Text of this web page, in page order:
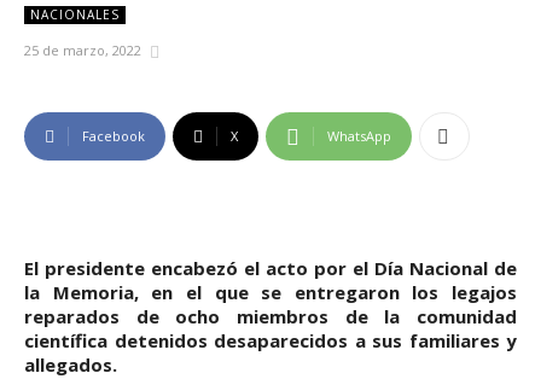
NACIONALES
25 de marzo, 2022
Facebook X WhatsApp
El presidente encabezó el acto por el Día Nacional de
la Memoria, en el que se entregaron los legajos
reparados de ocho miembros de la comunidad
científica detenidos desaparecidos a sus familiares y
allegados.